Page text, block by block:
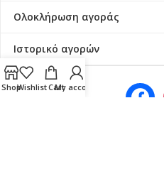
Ολοκλήρωση αγοράς
Ιστορικό αγορών
ShopWishlistCart
My account